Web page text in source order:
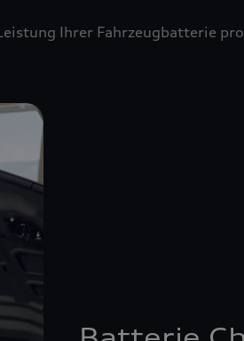
Ihrer Fahrzeugbatterie